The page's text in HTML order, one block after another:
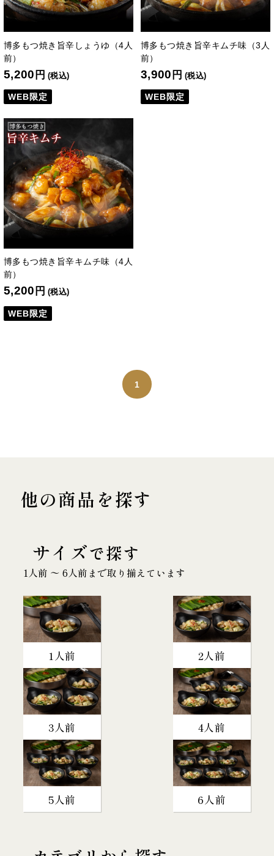
博多もつ焼き旨辛しょうゆ（4人
前）
5,200 円 (税込)
WEB限定
博多もつ焼き旨辛キムチ味（3人
前）
3,900 円 (税込)
WEB限定
博多もつ焼き旨辛キムチ味（4人
前）
5,200 円 (税込)
WEB限定
1
他の商品を探す
サイズで探す
1人前 〜 6人前まで取り揃えています
1人前 2人前
3人前 4人前
5人前 6人前